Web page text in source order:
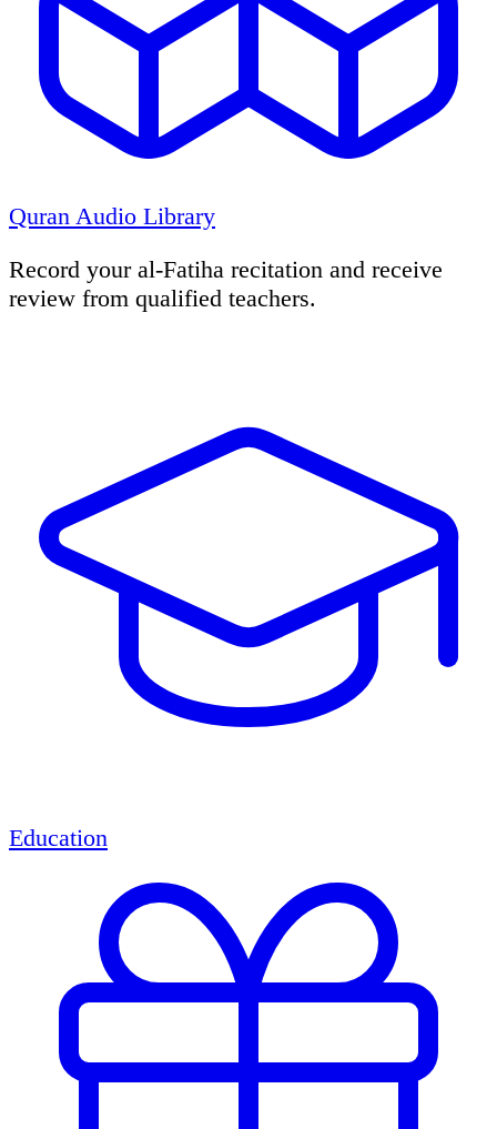
Quran Audio Library
Record your al-Fatiha recitation and receive
review from qualified teachers.
Education